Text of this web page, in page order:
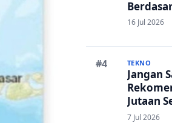
Rumah
16 Jul 2026
TEKNO
Jangan
Jutaan
Anda
7 Jul 2026